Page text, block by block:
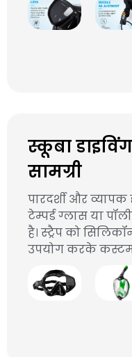
स्कूबा
सामग्री
पारदर्शी और
टेम्पर्ड ग्लास या
है। स्ट्रैप को
उपयोग करके